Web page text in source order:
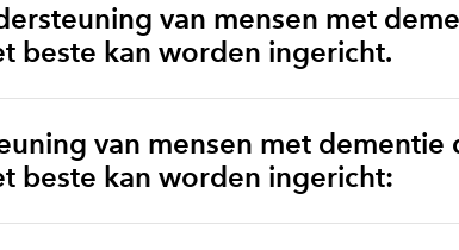
van mensen met
beste kan worden ingericht.
van mensen met dementie
beste kan worden ingericht: